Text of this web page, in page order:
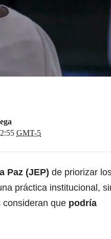
GMT-5
Paz (JEP) de priorizar
práctica institucional,
que podría